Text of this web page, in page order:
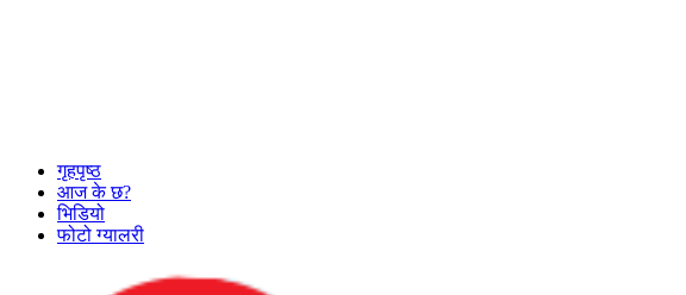
गृहपृष्ठ
आज के छ?
भिडियो
फोटो ग्यालरी